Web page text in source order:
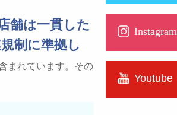
舗は一貫した
制に準拠し
まれています。その
Instagram
Youtube